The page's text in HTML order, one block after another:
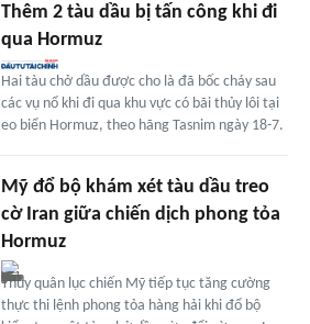
Thêm 2 tàu dầu bị tấn công khi đi
qua Hormuz
Hai tàu chở dầu được cho là đã bốc cháy sau
các vụ nổ khi đi qua khu vực có bãi thủy lôi tại
eo biển Hormuz, theo hãng Tasnim ngày 18-7.
Mỹ đổ bộ khám xét tàu dầu treo
cờ Iran giữa chiến dịch phong tỏa
Hormuz
Thủy quân lục chiến Mỹ tiếp tục tăng cường
thực thi lệnh phong tỏa hàng hải khi đổ bộ